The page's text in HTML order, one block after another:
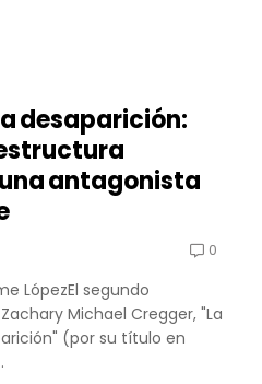
desaparición:
antagonista
0
LópezEl segundo
Michael Cregger, "La
(por su título en